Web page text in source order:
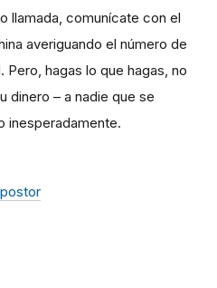
llamada, comunícate con el
averiguando el número de
hagas lo que hagas, no
dinero – a nadie que se
inesperadamente.